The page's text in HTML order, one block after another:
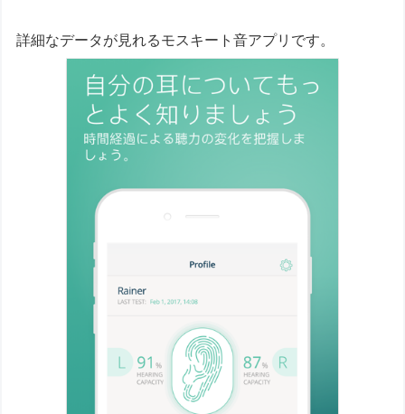
詳細なデータが見れるモスキート音アプリです。